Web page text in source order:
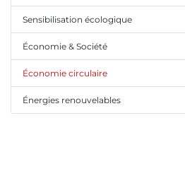
Sensibilisation écologique
Économie & Société
Économie circulaire
Énergies renouvelables